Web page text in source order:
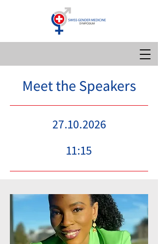
Meet the Speakers
27.10.2026
11:15